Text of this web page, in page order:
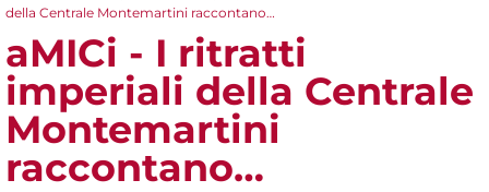
You are here
della Centrale Montemartini raccontano…
aMICi - I ritratti
imperiali della Centrale
Montemartini
raccontano…